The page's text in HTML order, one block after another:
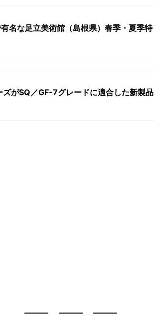
名な足立美術館（島根県）春季・夏季特
がSQ／GF-7グレードに適合した新製品